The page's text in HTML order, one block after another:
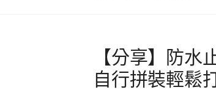
【分享】防
自行拼裝輕鬆